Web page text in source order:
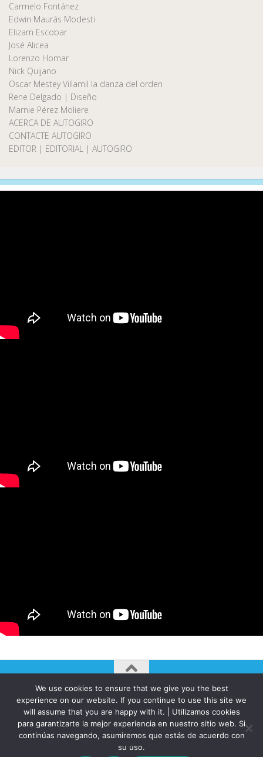
Carmelo Fontánez
Edwin Maurás Modesti
Elizam Escobar
José Alicea
Lorenzo Homar
Nick Quijano
Oscar Mestey Villamil la danza del orden
Rene Delgado | Diseño
Marnie Pérez Moliere
ACERCA DE AUTOGIRO
CONTACTE AUTOGIRO
EDITOR | EDITORIAL | AUTOGIRO
AUTOGIRO/el giro del arte actual © JAVIER MARTINEZ 2026. All
Rights Reserved.
Funciona con - Diseñado con elTema Hueman
We use cookies to ensure that we give you the best
experience on our website. If you continue to use this site we
will assume that you are happy with it. | Utilizamos cookies
para garantizarte la mejor experiencia en nuestro sitio web. Si
continúas navegando, asumiremos que estás de acuerdo con
su uso.